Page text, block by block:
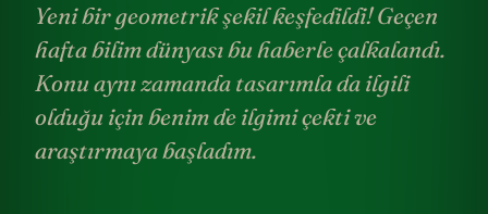
Yeni bir geometrik şekil keşfedildi! Geçen
hafta bilim dünyası bu haberle çalkalandı.
Konu aynı zamanda tasarımla da ilgili
olduğu için benim de ilgimi çekti ve
araştırmaya başladım.